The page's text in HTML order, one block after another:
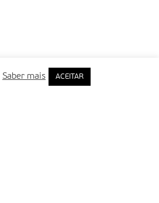
Saber mais ACEITAR